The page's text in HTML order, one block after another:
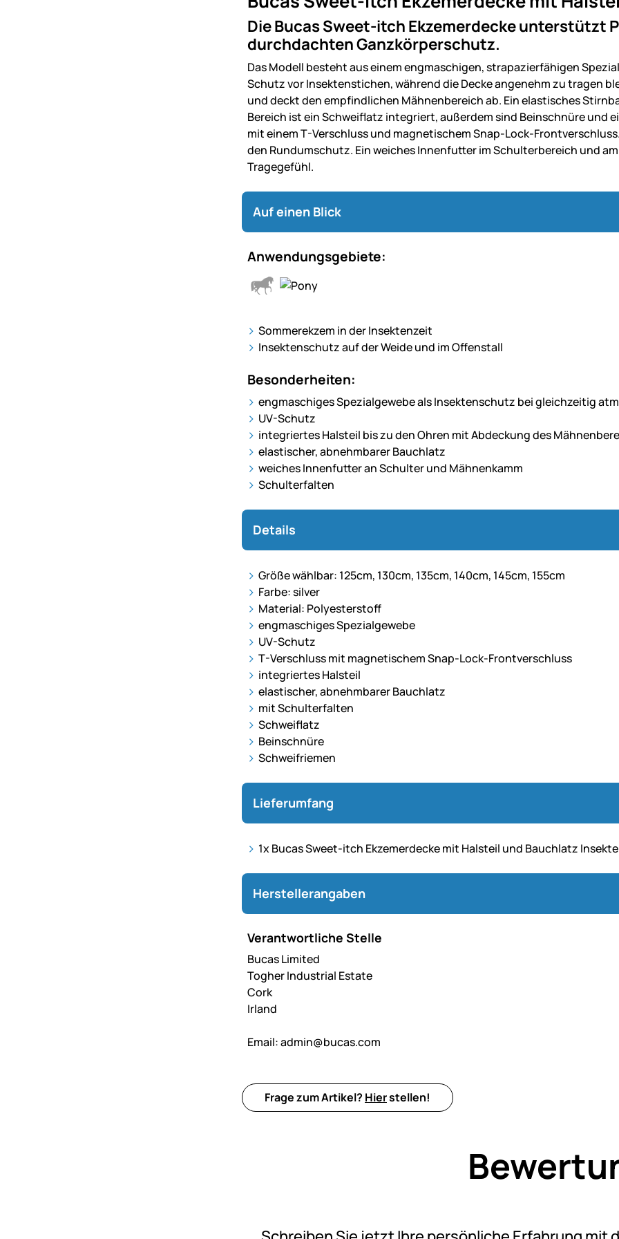
Die Bucas Sweet-itch Ekzemerdecke unterstützt
durchdachten Ganzkörperschutz.
Das Modell besteht aus einem engmaschigen, strapazierfähigen
Schutz vor Insektenstichen, während die Decke angenehm zu tragen
und deckt den empfindlichen Mähnenbereich ab. Ein elastisches
Bereich ist ein Schweiflatz integriert, außerdem sind Beinschnüre und
mit einem T-Verschluss und magnetischem Snap-Lock-
den Rundumschutz. Ein weiches Innenfutter im Schulterbereich und
Tragegefühl.
Auf einen Blick
Anwendungsgebiete:
Sommerekzem in der Insektenzeit
Insektenschutz auf der Weide und im Offenstall
Besonderheiten:
engmaschiges Spezialgewebe als Insektenschutz bei gleichzeitig
UV-Schutz
integriertes Halsteil bis zu den Ohren mit Abdeckung des
elastischer, abnehmbarer Bauchlatz
weiches Innenfutter an Schulter und Mähnenkamm
Schulterfalten
Details
Größe wählbar: 125cm, 130cm, 135cm, 140cm, 145cm, 155cm
Farbe: silver
Material: Polyesterstoff
engmaschiges Spezialgewebe
UV-Schutz
T-Verschluss mit magnetischem Snap-Lock-Frontverschluss
integriertes Halsteil
elastischer, abnehmbarer Bauchlatz
mit Schulterfalten
Schweiflatz
Beinschnüre
Schweifriemen
Lieferumfang
1x Bucas Sweet-itch Ekzemerdecke mit Halsteil und Bauchlatz
Herstellerangaben
Verantwortliche Stelle
Bucas Limited
Togher Industrial Estate
Cork
Irland
Email:admin@bucas.com
Frage zum Artikel? Hierstellen!